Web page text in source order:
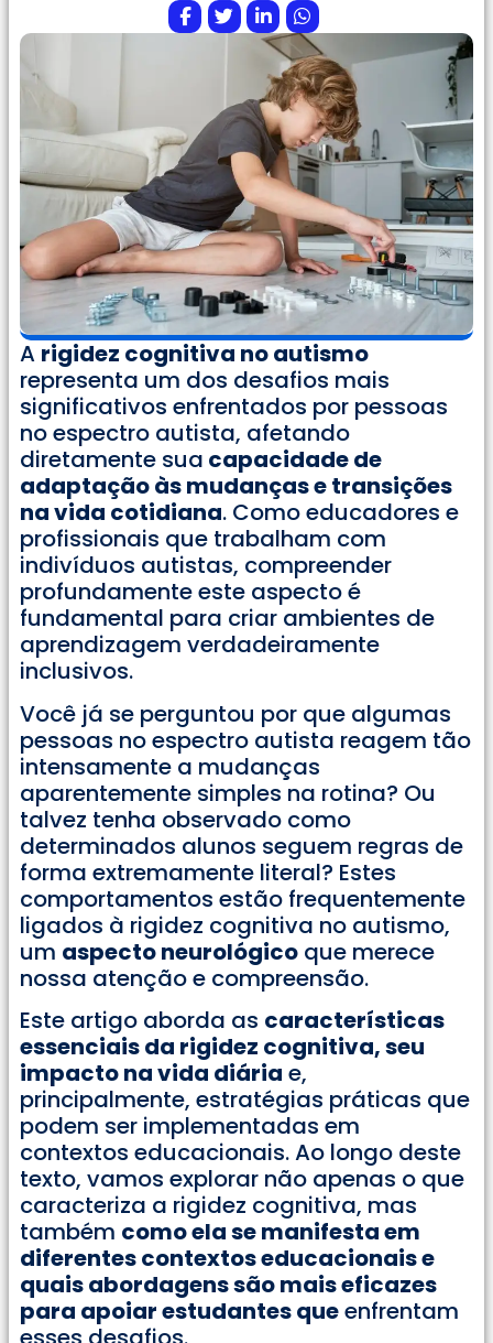
A rigidez cognitiva no autismo
representa um dos desafios mais
significativos enfrentados por pessoas
no espectro autista, afetando
diretamente sua capacidade de
adaptação às mudanças e transições
na vida cotidiana. Como educadores e
profissionais que trabalham com
indivíduos autistas, compreender
profundamente este aspecto é
fundamental para criar ambientes de
aprendizagem verdadeiramente
inclusivos.
Você já se perguntou por que algumas
pessoas no espectro autista reagem tão
intensamente a mudanças
aparentemente simples na rotina? Ou
talvez tenha observado como
determinados alunos seguem regras de
forma extremamente literal? Estes
comportamentos estão frequentemente
ligados à rigidez cognitiva no autismo,
um aspecto neurológico que merece
nossa atenção e compreensão.
Este artigo aborda as características
essenciais da rigidez cognitiva, seu
impacto na vida diária e,
principalmente, estratégias práticas que
podem ser implementadas em
contextos educacionais. Ao longo deste
texto, vamos explorar não apenas o que
caracteriza a rigidez cognitiva, mas
também como ela se manifesta em
diferentes contextos educacionais e
quais abordagens são mais eficazes
para apoiar estudantes queenfrentam